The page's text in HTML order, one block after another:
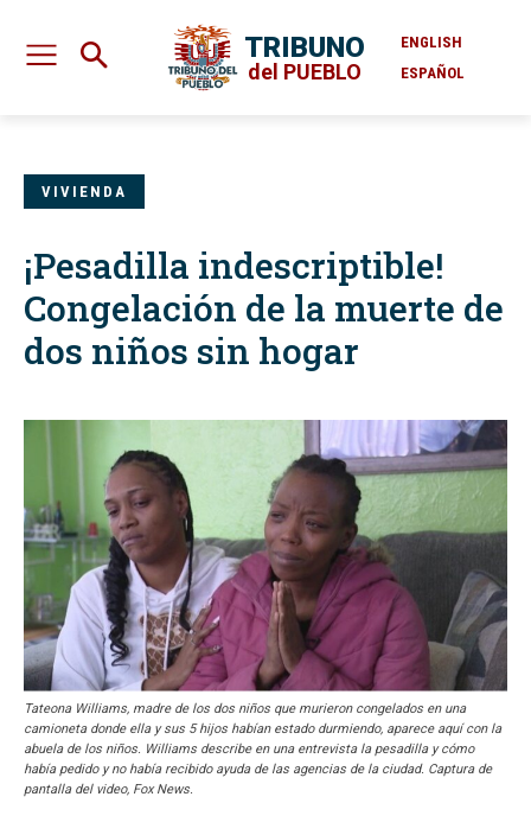
TRIBUNO
del PUEBLO
ENGLISH
ESPAÑOL
VIVIENDA
¡Pesadilla indescriptible!
Congelación de la muerte de
dos niños sin hogar
Tateona Williams, madre de los dos niños que murieron congelados en una
camioneta donde ella y sus 5 hijos habían estado durmiendo, aparece aquí con la
abuela de los niños. Williams describe en una entrevista la pesadilla y cómo
había pedido y no había recibido ayuda de las agencias de la ciudad. Captura de
pantalla del video, Fox News.